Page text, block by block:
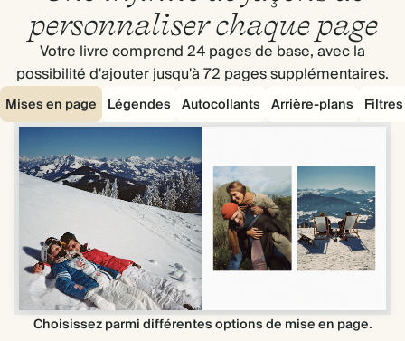
personnaliser chaque page
Votre livre comprend 24 pages de base, avec la
possibilité d'ajouter jusqu'à 72 pages supplémentaires.
Mises en page Légendes Autocollants Arrière-plans
Choisissez parmi différentes options de mise en page.